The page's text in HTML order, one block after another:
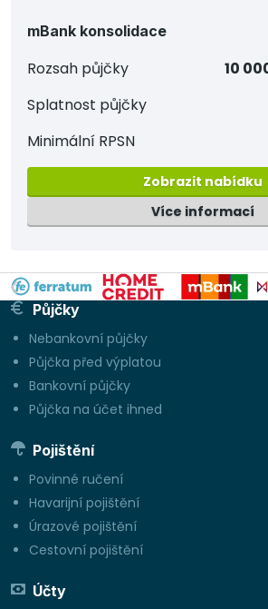
mBank konsolidace
Rozsah půjčky
10
Splatnost půjčky
Minimální RPSN
Zobrazit nabídku
Více informací
Půjčky
Nebankovní půjčky
Půjčka před výplatou
Bankovní půjčky
Půjčka na účet ihned
Pojištění
Povinné ručení
Havarijní pojištění
Úrazové pojištění
Cestovní pojištění
Účty